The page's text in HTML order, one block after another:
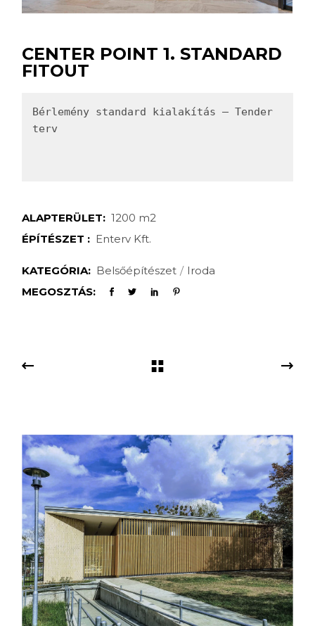
CENTER POINT 1. STANDARD
FITOUT
Bérlemény standard kialakítás – Tender
terv
ALAPTERÜLET: 1200 m2
ÉPÍTÉSZET : Enterv Kft.
KATEGÓRIA: Belsőépítészet
Iroda
MEGOSZTÁS: